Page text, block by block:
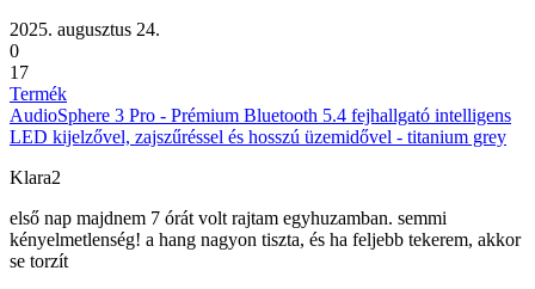
2025. augusztus 24.
0
17
Termék
AudioSphere 3 Pro - Prémium Bluetooth 5.4 fejhallgató intelligens
LED kijelzővel, zajszűréssel és hosszú üzemidővel - titanium grey
Klara2
első nap majdnem 7 órát volt rajtam egyhuzamban. semmi
kényelmetlenség! a hang nagyon tiszta, és ha feljebb tekerem, akkor
se torzít